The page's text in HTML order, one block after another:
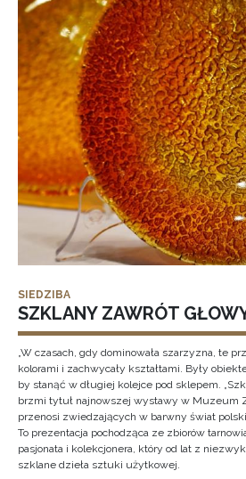
SIEDZIBA
SZKLANY ZAWRÓT
„W czasach, gdy dominowała szarzyzna, te
kolorami i zachwycały kształtami. Były
by stanąć w długiej kolejce pod sklepem.
brzmi tytuł najnowszej wystawy w Muzeum
przenosi zwiedzających w barwny świat
To prezentacja pochodząca ze zbiorów
pasjonata i kolekcjonera, który od lat z
szklane dzieła sztuki użytkowej.